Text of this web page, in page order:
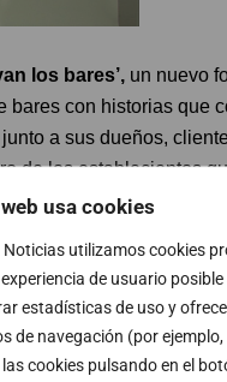
usa cookies
Noticias utilizamos cookies
de usuario
estadísticas de uso y
de navegación (por
cookies pulsando en el
los bares’, un nuevo
con historias que
a sus dueños,
de los establecientos
Amaia , inauguraron en
tendrá: el cine
KidsdeCuatro y